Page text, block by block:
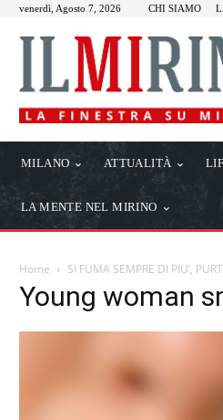
venerdì, Agosto 7, 2026 CHI SIAMO
MILANO ATTUALITÀ
LA MENTE NEL MIRINO
Home SI FUMA SEMPRE DI PIU’,
Young woman